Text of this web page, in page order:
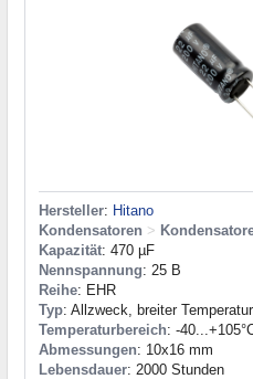
Hersteller: Hitano
Kondensatoren >
Kapazität: 470 µF
Nennspannung: 25 В
Reihe: EHR
Typ: Allzweck, breiter
Temperaturbereich: -
Abmessungen: 10x16 mm
Lebensdauer: 2000 Stunden